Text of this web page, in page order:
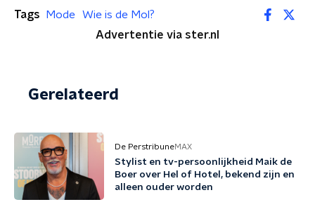
Tags Mode
Wie is de Mol?
Advertentie via ster.nl
Gerelateerd
De PerstribuneMAX
Stylist en tv-persoonlijkheid Maik de
Boer over Hel of Hotel, bekend zijn en
alleen ouder worden